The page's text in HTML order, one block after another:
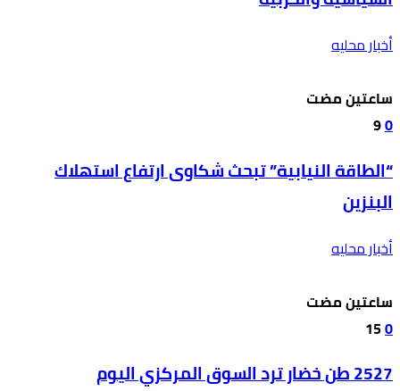
أخبار محليه
‫‫‫‏‫ساعتين مضت‬
0
9
“الطاقة النيابية” تبحث شكاوى ارتفاع استهلاك
البنزين
أخبار محليه
‫‫‫‏‫ساعتين مضت‬
0
15
2527 طن خضار ترد السوق المركزي اليوم